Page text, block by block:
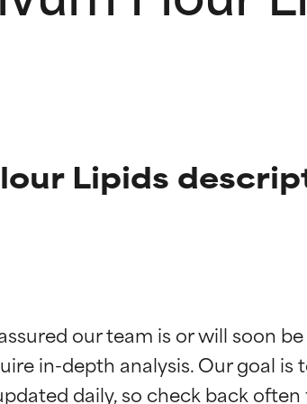
Lipids
our team is or will soon
in-depth analysis. Our goal